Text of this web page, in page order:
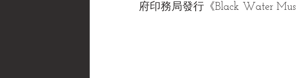
府印務局發行《Black Water